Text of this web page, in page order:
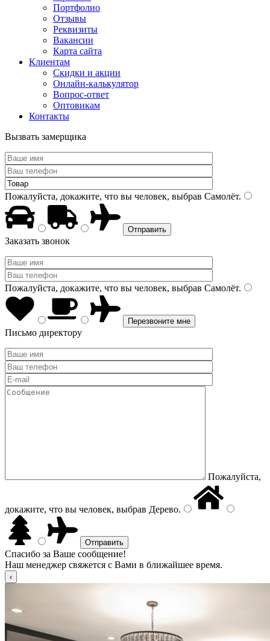
Портфолио
Отзывы
Реквизиты
Вакансии
Карта сайта
Клиентам
Скидки и акции
Онлайн-калькулятор
Вопрос-ответ
Оптовикам
Контакты
Вызвать замерщика
Пожалуйста, докажите, что вы человек, выбрав Самолёт.
Заказать звонок
Пожалуйста, докажите, что вы человек, выбрав Самолёт.
Письмо директору
Пожалуйста,
докажите, что вы человек, выбрав Дерево.
Спасибо за Ваше сообщение!
Наш менеджер свяжется с Вами в ближайшее время.